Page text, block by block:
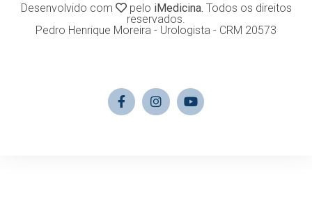
Desenvolvido com pelo iMedicina. Todos os direitos
reservados.
Pedro Henrique Moreira - Urologista - CRM 20573